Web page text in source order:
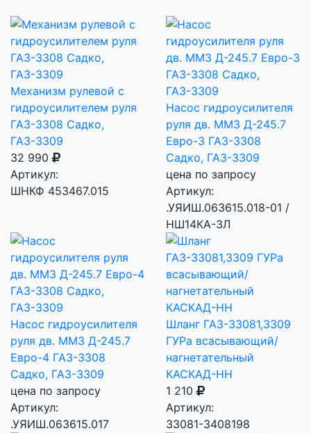
Механизм рулевой с
гидроусилителем руля
ГАЗ-3308 Садко,
ГАЗ-3309
32 990
Артикул:
ШНКФ 453467.015
Насос гидроусилителя
руля дв. ММЗ Д-245.7
Евро-3 ГАЗ-3308
Садко, ГАЗ-3309
цена по запросу
Артикул:
.УЯИШ.063615.018-01 /
НШ14КА-3Л
Насос гидроусилителя
руля дв. ММЗ Д-245.7
Евро-4 ГАЗ-3308
Садко, ГАЗ-3309
цена по запросу
Артикул:
.УЯИШ.063615.017
Шланг ГАЗ-33081,3309
ГУРа всасывающий/
нагнетательный
КАСКАД-НН
1 210
Артикул:
33081-3408198